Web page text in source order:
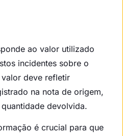
ao valor utilizado
incidentes sobre o
deve refletir
na nota de origem,
devolvida.
é crucial para que